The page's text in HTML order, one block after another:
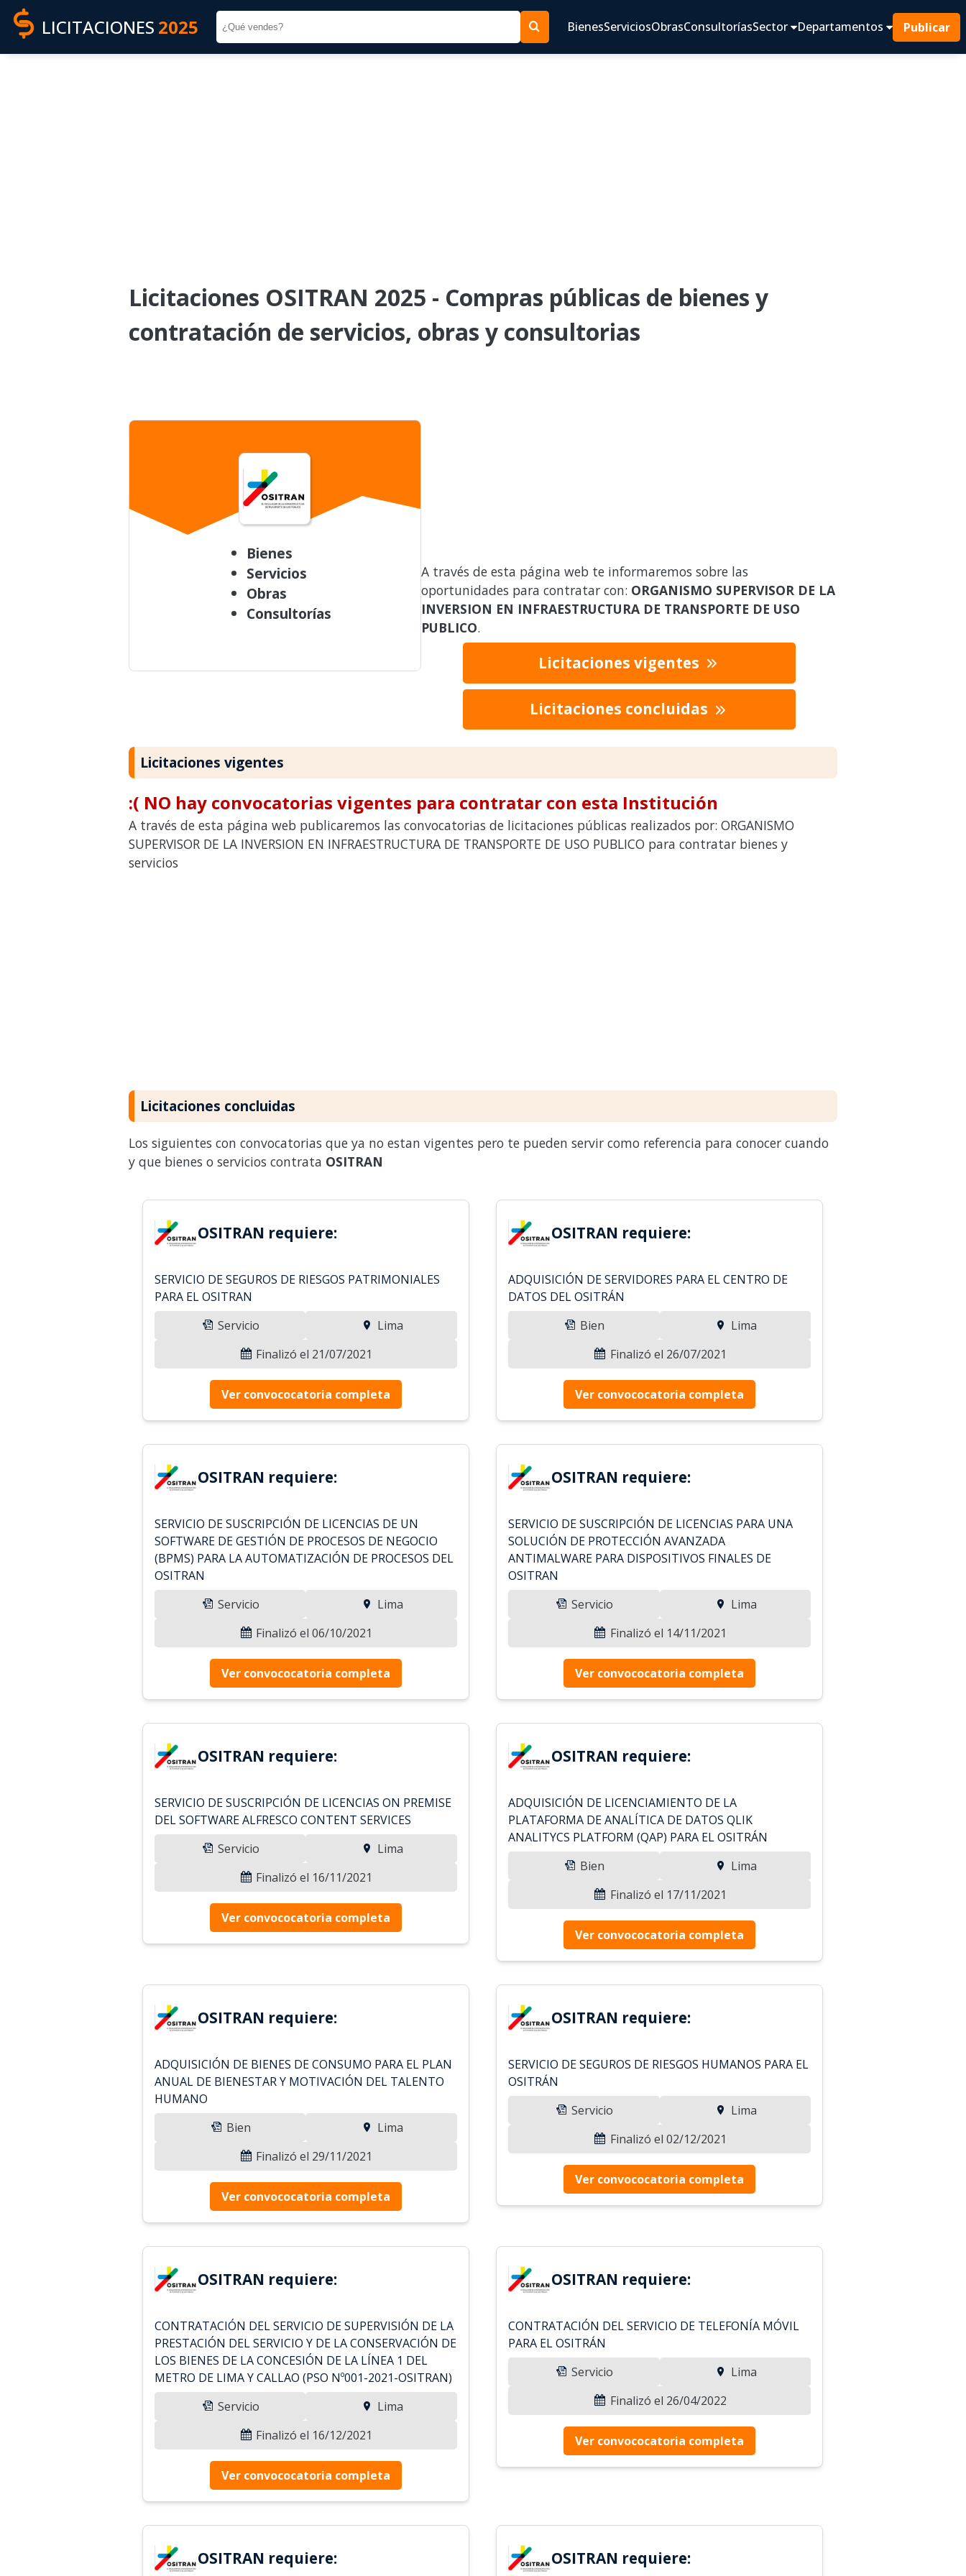
LICITACIONES 2025 BienesServiciosObrasConsultoríasSector Departamentos Publicar
Licitaciones OSITRAN 2025 - Compras públicas de bienes y
contratación de servicios, obras y consultorias
Bienes
Servicios
Obras
Consultorías
A través de esta página web te informaremos sobre las
oportunidades para contratar con: ORGANISMO SUPERVISOR DE LA
INVERSION EN INFRAESTRUCTURA DE TRANSPORTE DE USO
PUBLICO.
Licitaciones vigentes
Licitaciones concluidas
Licitaciones vigentes
:( NO hay convocatorias vigentes para contratar con esta Institución
A través de esta página web publicaremos las convocatorias de licitaciones públicas realizados por: ORGANISMO
SUPERVISOR DE LA INVERSION EN INFRAESTRUCTURA DE TRANSPORTE DE USO PUBLICO para contratar bienes y
servicios
Licitaciones concluidas
Los siguientes con convocatorias que ya no estan vigentes pero te pueden servir como referencia para conocer cuando
y que bienes o servicios contrata OSITRAN
OSITRAN requiere:
SERVICIO DE SEGUROS DE RIESGOS PATRIMONIALES
PARA EL OSITRAN
Servicio
Lima
Finalizó el 21/07/2021
Ver convococatoria completa
OSITRAN requiere:
ADQUISICIÓN DE SERVIDORES PARA EL CENTRO DE
DATOS DEL OSITRÁN
Bien
Lima
Finalizó el 26/07/2021
Ver convococatoria completa
OSITRAN requiere:
SERVICIO DE SUSCRIPCIÓN DE LICENCIAS DE UN
SOFTWARE DE GESTIÓN DE PROCESOS DE NEGOCIO
(BPMS) PARA LA AUTOMATIZACIÓN DE PROCESOS DEL
OSITRAN
Servicio
Lima
Finalizó el 06/10/2021
Ver convococatoria completa
OSITRAN requiere:
SERVICIO DE SUSCRIPCIÓN DE LICENCIAS PARA UNA
SOLUCIÓN DE PROTECCIÓN AVANZADA
ANTIMALWARE PARA DISPOSITIVOS FINALES DE
OSITRAN
Servicio
Lima
Finalizó el 14/11/2021
Ver convococatoria completa
OSITRAN requiere:
SERVICIO DE SUSCRIPCIÓN DE LICENCIAS ON PREMISE
DEL SOFTWARE ALFRESCO CONTENT SERVICES
Servicio
Lima
Finalizó el 16/11/2021
Ver convococatoria completa
OSITRAN requiere:
ADQUISICIÓN DE LICENCIAMIENTO DE LA
PLATAFORMA DE ANALÍTICA DE DATOS QLIK
ANALITYCS PLATFORM (QAP) PARA EL OSITRÁN
Bien
Lima
Finalizó el 17/11/2021
Ver convococatoria completa
OSITRAN requiere:
ADQUISICIÓN DE BIENES DE CONSUMO PARA EL PLAN
ANUAL DE BIENESTAR Y MOTIVACIÓN DEL TALENTO
HUMANO
Bien
Lima
Finalizó el 29/11/2021
Ver convococatoria completa
OSITRAN requiere:
SERVICIO DE SEGUROS DE RIESGOS HUMANOS PARA EL
OSITRÁN
Servicio
Lima
Finalizó el 02/12/2021
Ver convococatoria completa
OSITRAN requiere:
CONTRATACIÓN DEL SERVICIO DE SUPERVISIÓN DE LA
PRESTACIÓN DEL SERVICIO Y DE LA CONSERVACIÓN DE
LOS BIENES DE LA CONCESIÓN DE LA LÍNEA 1 DEL
METRO DE LIMA Y CALLAO (PSO Nº001-2021-OSITRAN)
Servicio
Lima
Finalizó el 16/12/2021
Ver convococatoria completa
OSITRAN requiere:
CONTRATACIÓN DEL SERVICIO DE TELEFONÍA MÓVIL
PARA EL OSITRÁN
Servicio
Lima
Finalizó el 26/04/2022
Ver convococatoria completa
OSITRAN requiere: OSITRAN requiere: